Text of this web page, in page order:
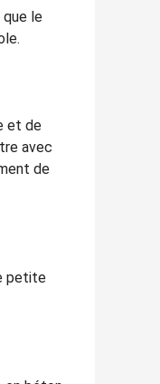
le
et de
avec
de
petite